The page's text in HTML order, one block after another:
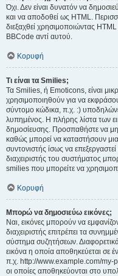
Όχι. Δεν είναι δυνατόν να
και να αποδοθεί ως HTML.
διεξαχθεί χρησιμοποιώντας
BBCode αντί αυτού.
Κορυφή
Τι είναι τα Smilies;
Τα Smilies, ή Emoticons, είναι
χρησιμοποιηθούν για να
σύντομο κώδικα, π.χ. :)
λυπημένος. Η πλήρης λίστα των
δημοσίευσης. Προσπαθήστε να μη
καθώς μπορεί να καταστήσουν
συντονιστής ίσως να
διαχειριστής του συστήματος
smilies που μπορείτε να
Κορυφή
Μπορώ να δημοσιεύω εικόνες;
Ναι, εικόνες μπορούν να
διαχειριστής επιτρέπει τα
σύστημα συζητήσεων.
εικόνα η οποία αποθηκεύεται σε
π.χ. http://www.example.com/my-
οι οποίες αποθηκεύονται στο